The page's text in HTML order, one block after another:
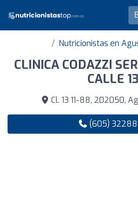
Nutricionistas en
CLINICA CODAZZI
CALLE 13
Cl. 13 11-88, 202050,
(605)